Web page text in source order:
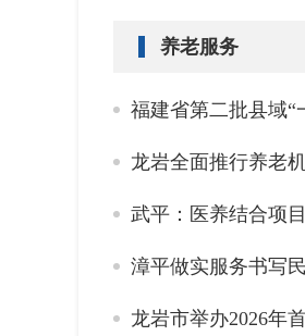
养老服务
福建省第二批县域“
龙岩全面推行养老
武平：医养结合项
漳平做实服务书写
龙岩市举办2026年